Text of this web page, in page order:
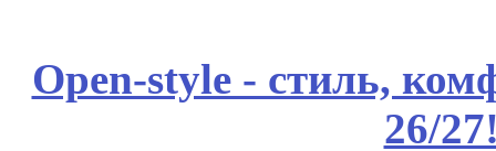
Open-style - стиль,
26/